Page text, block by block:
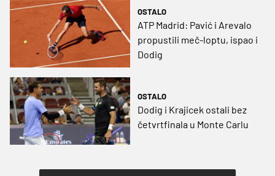
OSTALO
ATP Madrid: Pavić i Arevalo
propustili meč-loptu, ispao i
Dodig
OSTALO
Dodig i Krajicek ostali bez
četvrtfinala u Monte Carlu